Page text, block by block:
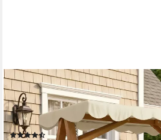
OUTSUNNY
Hollywoodschaukel Schaukel mit
Entspannen, Gartenliege, 1 tlg.,
Natur+Creme
(9)